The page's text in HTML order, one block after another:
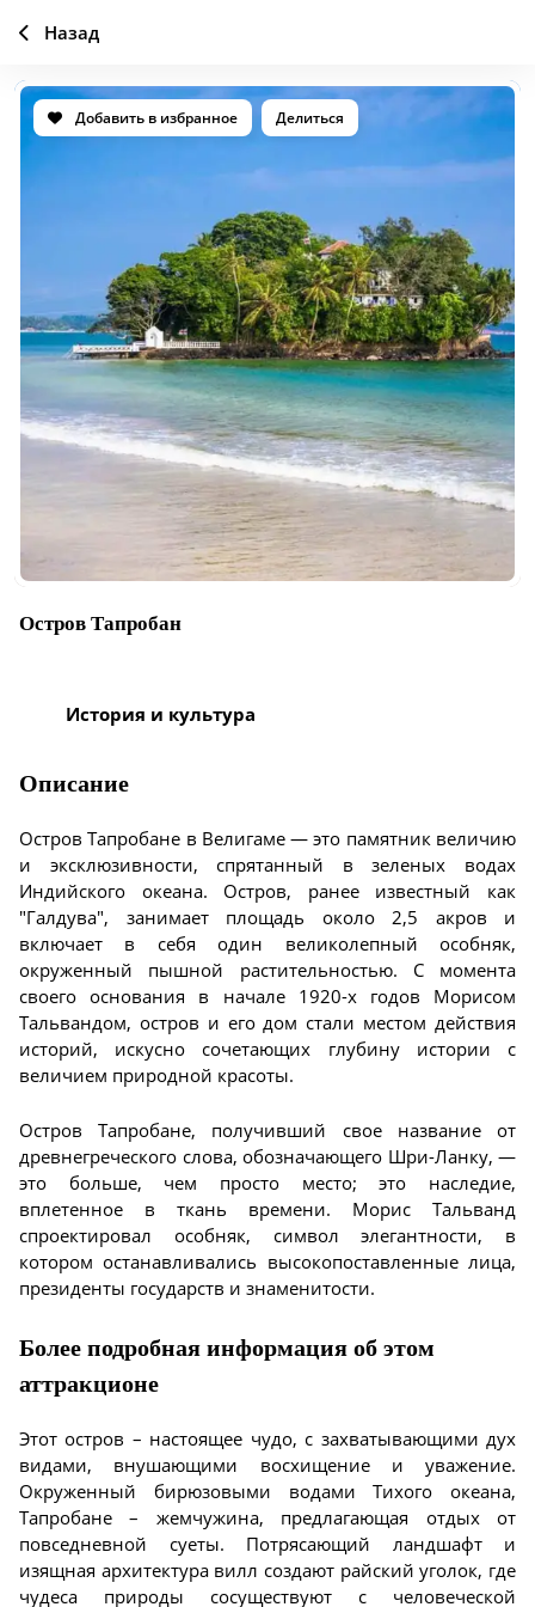
Добавить в избранное Делиться
Остров Тапробан
История и культура
Описание
Остров Тапробане в Велигаме — это памятник величию
и эксклюзивности, спрятанный в зеленых водах
Индийского океана. Остров, ранее известный как
"Галдува", занимает площадь около 2,5 акров и
включает в себя один великолепный особняк,
окруженный пышной растительностью. С момента
своего основания в начале 1920-х годов Морисом
Тальвандом, остров и его дом стали местом действия
историй, искусно сочетающих глубину истории с
величием природной красоты.
Остров Тапробане, получивший свое название от
древнегреческого слова, обозначающего Шри-Ланку, —
это больше, чем просто место; это наследие,
вплетенное в ткань времени. Морис Тальванд
спроектировал особняк, символ элегантности, в
котором останавливались высокопоставленные лица,
президенты государств и знаменитости.
Более подробная информация об этом
аттракционе
Этот остров – настоящее чудо, с захватывающими дух
видами, внушающими восхищение и уважение.
Окруженный бирюзовыми водами Тихого океана,
Тапробане – жемчужина, предлагающая отдых от
повседневной суеты. Потрясающий ландшафт и
изящная архитектура вилл создают райский уголок, где
чудеса природы сосуществуют с человеческой
Назад